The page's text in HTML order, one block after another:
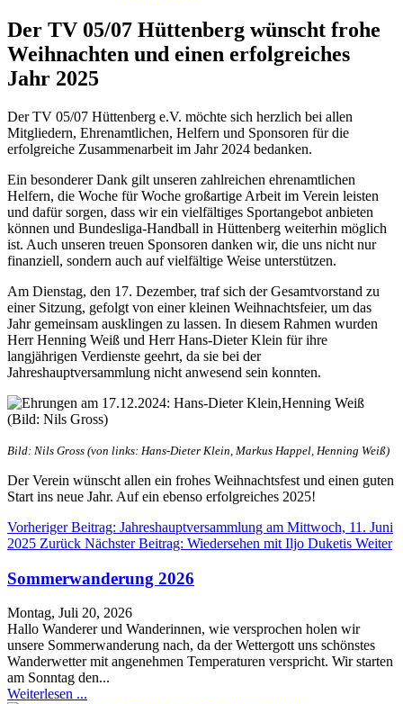
Der TV 05/07 Hüttenberg wünscht frohe
Weihnachten und einen erfolgreiches
Jahr 2025
Der TV 05/07 Hüttenberg e.V. möchte sich herzlich bei allen
Mitgliedern, Ehrenamtlichen, Helfern und Sponsoren für die
erfolgreiche Zusammenarbeit im Jahr 2024 bedanken.
Ein besonderer Dank gilt unseren zahlreichen ehrenamtlichen
Helfern, die Woche für Woche großartige Arbeit im Verein leisten
und dafür sorgen, dass wir ein vielfältiges Sportangebot anbieten
können und Bundesliga-Handball in Hüttenberg weiterhin möglich
ist. Auch unseren treuen Sponsoren danken wir, die uns nicht nur
finanziell, sondern auch auf vielfältige Weise unterstützen.
Am Dienstag, den 17. Dezember, traf sich der Gesamtvorstand zu
einer Sitzung, gefolgt von einer kleinen Weihnachtsfeier, um das
Jahr gemeinsam ausklingen zu lassen. In diesem Rahmen wurden
Herr Henning Weiß und Herr Hans-Dieter Klein für ihre
langjährigen Verdienste geehrt, da sie bei der
Jahreshauptversammlung nicht anwesend sein konnten.
Bild: Nils Gross (von links: Hans-Dieter Klein, Markus Happel, Henning Weiß)
Der Verein wünscht allen ein frohes Weihnachtsfest und einen guten
Start ins neue Jahr. Auf ein ebenso erfolgreiches 2025!
Vorheriger Beitrag: Jahreshauptversammlung am Mittwoch, 11. Juni
2025 Zurück Nächster Beitrag: Wiedersehen mit Iljo Duketis Weiter
Sommerwanderung 2026
Montag, Juli 20, 2026
Hallo Wanderer und Wanderinnen, wie versprochen holen wir
unsere Sommerwanderung nach, da der Wettergott uns schönstes
Wanderwetter mit angenehmen Temperaturen verspricht. Wir starten
am Sonntag den...
Weiterlesen ...